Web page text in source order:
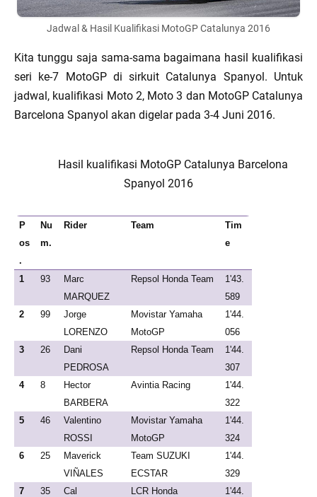
Jadwal & Hasil Kualifikasi MotoGP Catalunya 2016
Kita tunggu saja sama-sama bagaimana hasil kualifikasi
seri ke-7 MotoGP di sirkuit Catalunya Spanyol. Untuk
jadwal, kualifikasi Moto 2, Moto 3 dan MotoGP Catalunya
Barcelona Spanyol akan digelar pada 3-4 Juni 2016.
Hasil kualifikasi MotoGP Catalunya Barcelona
Spanyol 2016
P
os
.
Nu
m.
Rider Team
Tim
e
1 93
Marc
MARQUEZ
Repsol Honda Team
1'43.
589
2
99
Jorge
LORENZO
Movistar Yamaha
MotoGP
1'44.
056
3
26
Dani
PEDROSA
Repsol Honda Team
1'44.
307
4
8
Hector
BARBERA
Avintia Racing
1'44.
322
5
46
Valentino
ROSSI
Movistar Yamaha
MotoGP
1'44.
324
6
25
Maverick
VIÑALES
Team SUZUKI
ECSTAR
1'44.
329
7
35 Cal LCR Honda 1'44.